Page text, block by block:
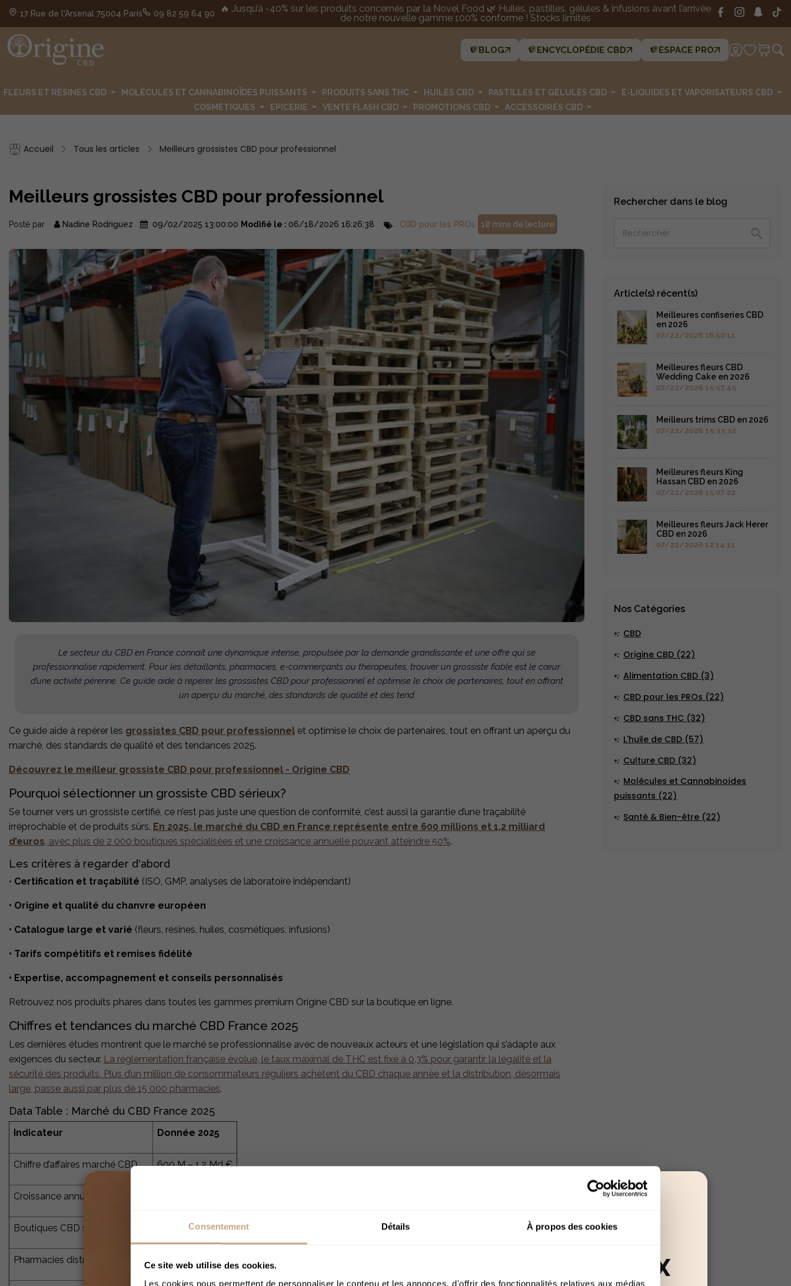
Consentement Détails À propos des cookies
Ce site web utilise des cookies.
Les cookies nous permettent de personnaliser le contenu et les annonces, d'offrir des fonctionnalités relatives aux médias
17 Rue de l'Arsenal 75004 Paris 09 82 59 64 90
🔥 Jusqu’à -40% sur les produits concernés par la Novel Food 🌿 Huiles, pastilles, gélules & infusions avant l’arrivée
de notre nouvelle gamme 100% conforme ! Stocks limités
BLOG ENCYCLOPÉDIE CBD ESPACE PRO
FLEURS ET RÉSINES CBD MOLÉCULES ET CANNABINOÏDES PUISSANTS PRODUITS SANS THC HUILES CBD PASTILLES ET GÉLULES CBD
E-LIQUIDES ET VAPORISATEURS CBD
COSMÉTIQUES
EPICERIE VENTE FLASH CBD PROMOTIONS CBD ACCESSOIRES CBD
ACCÈS RÉSERVÉ AUX
Accueil Tous les articles Meilleurs grossistes CBD pour professionnel
Meilleurs grossistes CBD pour professionnel
Posté par Nadine Rodriguez 09/02/2025 13:00:00 Modifié le : 06/18/2026 16:26:38 CBD pour les PROs 18 mins de lecture
Le secteur du CBD en France connaît une dynamique intense, propulsée par la demande grandissante et une offre qui se
professionnalise rapidement. Pour les détaillants, pharmacies, e-commerçants ou thérapeutes, trouver un grossiste fiable est le cœur
d’une activité pérenne. Ce guide aide à repérer les grossistes CBD pour professionnel et optimise le choix de partenaires, tout en offrant
un aperçu du marché, des standards de qualité et des tend
Ce guide aide à repérer les grossistes CBD pour professionnel et optimise le choix de partenaires, tout en offrant un aperçu du
marché, des standards de qualité et des tendances 2025.
Découvrez le meilleur grossiste CBD pour professionnel - Origine CBD
Pourquoi sélectionner un grossiste CBD sérieux?
Se tourner vers un grossiste certifié, ce n’est pas juste une question de conformité, c’est aussi la garantie d’une traçabilité
irréprochable et de produits sûrs. En 2025, le marché du CBD en France représente entre 600 millions et 1,2 milliard
d’euros, avec plus de 2 000 boutiques spécialisées et une croissance annuelle pouvant atteindre 50%.
Les critères à regarder d'abord
• Certification et traçabilité (ISO, GMP, analyses de laboratoire indépendant)
• Origine et qualité du chanvre européen
• Catalogue large et varié (fleurs, résines, huiles, cosmétiques, infusions)
• Tarifs compétitifs et remises fidélité
• Expertise, accompagnement et conseils personnalisés
Retrouvez nos produits phares dans toutes les gammes premium Origine CBD sur la boutique en ligne.
Chiffres et tendances du marché CBD France 2025
Les dernières études montrent que le marché se professionnalise avec de nouveaux acteurs et une législation qui s’adapte aux
exigences du secteur. La réglementation française évolue, le taux maximal de THC est fixé à 0,3% pour garantir la légalité et la
sécurité des produits. Plus d’un million de consommateurs réguliers achètent du CBD chaque année et la distribution, désormais
large, passe aussi par plus de 15 000 pharmacies.
Data Table : Marché du CBD France 2025
Indicateur Donnée 2025
Chiffre d’affaires marché CBD 600 M – 1,2 Md €
Croissance annuelle
Boutiques CBD spécialisées Plus de 2 000
Pharmacies distribuant du CBD Plus de 15 000
Rechercher dans le blog

Article(s) récent(s)
Meilleures confiseries CBD
en 2026
07/22/2026 16:50:11
Meilleures fleurs CBD
Wedding Cake en 2026
07/22/2026 15:57:45
Meilleurs trims CBD en 2026
07/22/2026 15:33:32
Meilleures fleurs King
Hassan CBD en 2026
07/22/2026 15:07:22
Meilleures fleurs Jack Herer
CBD en 2026
07/22/2026 12:14:11
Nos Catégories
CBD
Origine CBD (22)
Alimentation CBD (3)
CBD pour les PROs (22)
CBD sans THC (32)
L'huile de CBD (57)
Culture CBD (32)
Molécules et Cannabinoïdes
puissants (22)
Santé & Bien-être (22)